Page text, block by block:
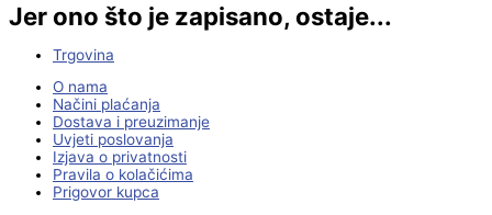
Jer ono što je zapisano, ostaje...
Trgovina
O nama
Načini plaćanja
Dostava i preuzimanje
Uvjeti poslovanja
Izjava o privatnosti
Pravila o kolačićima
Prigovor kupca